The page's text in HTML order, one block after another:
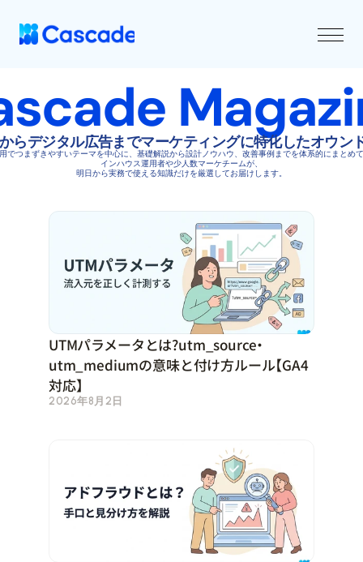
らデジタル広告までマーケティングに特化したオウン
でつまずきやすいテーマを中心に、基礎解説から設計ノウハウ、改善事例までを体系的にまとめ
インハウス運用者や少人数マーケチームが、
明日から実務で使える知識だけを厳選してお届けします。
UTMパラメータとは？utm_source・
utm_mediumの意味と付け方ルール【GA4
対応】
2026年8月2日